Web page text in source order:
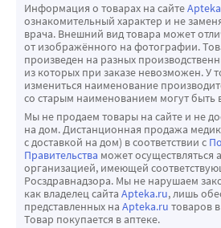
Информация о товарах на сайте
ознакомительный характер и не
врача. Внешний вид товара может
от изображённого на фотографии.
произведен на разных
из которых при заказе невозможен. У
измениться наименование
со старым наименованием могут быть
Мы не продаем товары на сайте и не
на дом. Дистанционная продажа
с доставкой на дом) в соответствии с
Правительства может осуществляться
организацией, имеющей
Росздравнадзора. Мы не нарушаем
как владелец сайта Apteka.ru, лишь
представленных на Apteka.ru товаров
Товар покупается в аптеке.